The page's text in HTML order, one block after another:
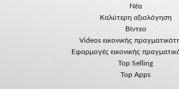
Νέα
Kαλύτερη αξιολόγηση
Βίντεο
Videos εικονικής
Εφαρμογές εικονικής
Top Selling
Top Apps